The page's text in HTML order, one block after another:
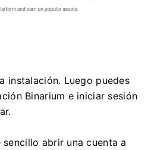
instalación. Luego puedes
Binarium e iniciar sesión
abrir una cuenta a